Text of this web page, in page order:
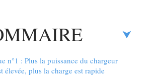
n°1 : Plus la puissance du chargeur
élevée, plus la charge est rapide